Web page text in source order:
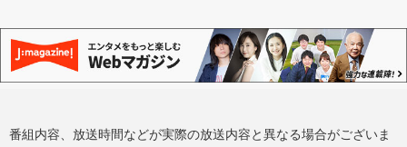
番組内容、放送時間などが実際の放送内容と異なる場合がございま